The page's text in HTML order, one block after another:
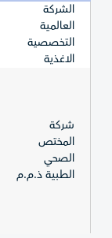
الشركة
العالمية
التخصصية
الاغذية
شركة
المختص
الصحي
الطبية ذ.م.م